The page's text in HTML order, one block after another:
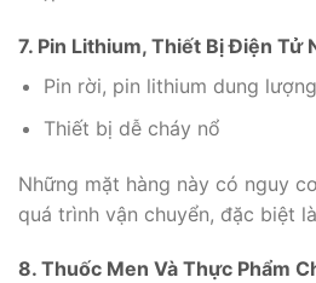
7. Pin Lithium, Thiết Bị Điện Tử
Pin rời, pin lithium dung
Thiết bị dễ cháy nổ
Những mặt hàng này có nguy
quá trình vận chuyển, đặc biệt
8. Thuốc Men Và Thực Phẩm